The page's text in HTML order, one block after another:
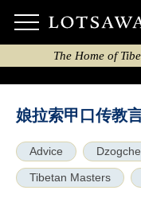
The Home of
娘拉索甲口传教
Advice
Tibetan Masters